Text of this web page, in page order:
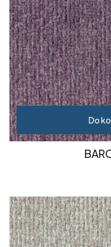
Do